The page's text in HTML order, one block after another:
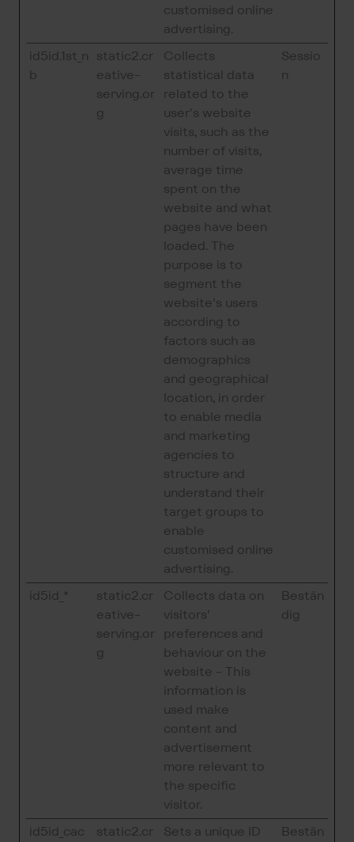
customised online
advertising.
id5id.1st_n
b
static2.cr
eative-
serving.or
g
Collects
statistical data
related to the
user's website
visits, such as the
number of visits,
average time
spent on the
website and what
pages have been
loaded. The
purpose is to
segment the
website's users
according to
factors such as
demographics
and geographical
location, in order
to enable media
and marketing
agencies to
structure and
understand their
target groups to
enable
customised online
advertising.
Sessio
n
id5id_*
static2.cr
eative-
serving.or
g
Collects data on
visitors'
preferences and
behaviour on the
website - This
information is
used make
content and
advertisement
more relevant to
the specific
visitor.
Bestän
dig
id5id_cac static2.cr Sets a unique ID Bestän